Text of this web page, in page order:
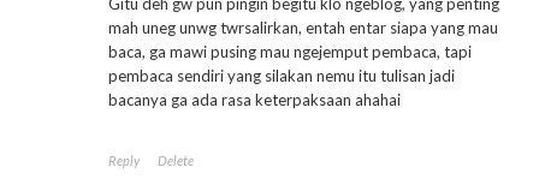
mah uneg unwg twrsalirkan, entah entar siapa yang mau
baca, ga mawi pusing mau ngejemput pembaca, tapi
pembaca sendiri yang silakan nemu itu tulisan jadi
bacanya ga ada rasa keterpaksaan ahahai
Reply Delete